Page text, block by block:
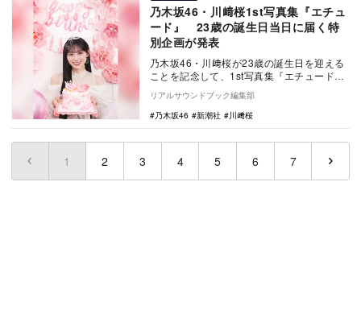
乃木坂46・川﨑桜1st写真集『エチュ
ード』 23歳の誕生日当日に届く特
別企画が発表
乃木坂46・川﨑桜が23歳の誕生日を迎える
ことを記念して、1st写真集『エチュード』
をオンラインストア「新潮ショップ」で購
入する…
リアルサウンドブック編集部
乃木坂46
新潮社 川﨑桜
1 (current)
2 3 4 5 6 7